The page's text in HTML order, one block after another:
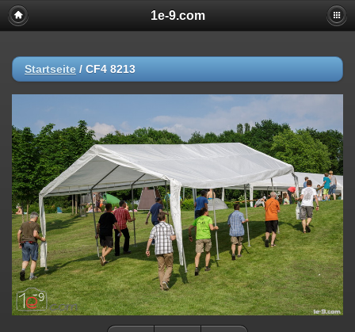
1e-9.com
Startseite / CF4 8213